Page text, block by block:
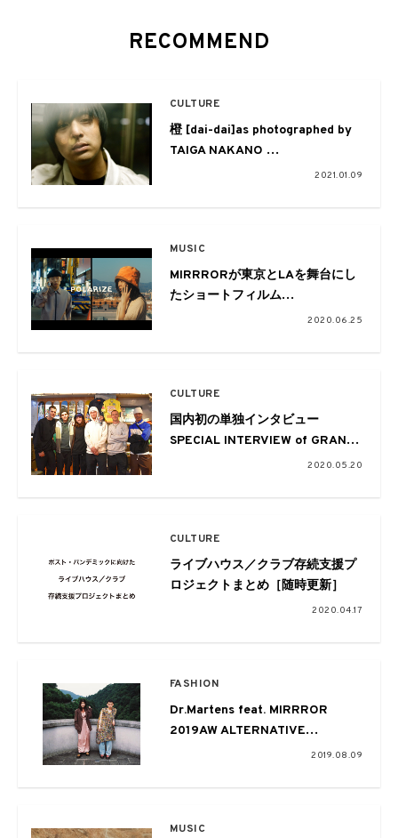
RECOMMEND
CULTURE
橙 [dai-dai]as photographed by
TAIGA NAKANO
2021.01.09
MUSIC
MIRRRORが東京とLAを舞台にし
たショートフィルム
『POLARIZE』を公開。ディレク
Okagaki
2020.06.25
CULTURE
国内初の単独インタビュー
SPECIAL INTERVIEW of GRAND
COLLECTION -Ben Oleynik-2020.05.20
CULTURE
ライブハウス／クラブ存続支援プ
ロジェクトまとめ［随時更新］
2020.04.17
FASHION
Dr.Martens feat. MIRRROR
2019AW ALTERNATIVE
2019.08.09
MUSIC